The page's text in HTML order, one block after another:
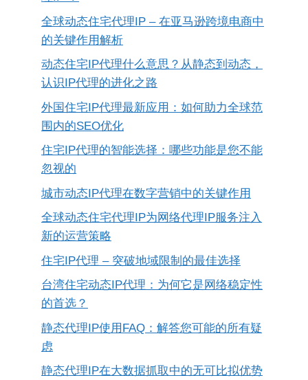
全球动态住宅代理IP – 在亚马逊跨境电商中
的关键作用解析
动态住宅IP代理什么意思？从静态到动态，
认识IP代理的进化之路
外国住宅IP代理最新应用：如何助力全球范
围内的SEO优化
住宅IP代理的智能选择：哪些功能是您不能
忽视的
城市动态IP代理在数字营销中的关键作用
全球动态住宅代理IP为网络代理IP服务注入
新的运营策略
住宅IP代理 – 突破地域限制的最佳选择
台湾住宅动态IP代理：为何它是网络稳定性
的首选？
静态代理IP使用FAQ：解答您可能的所有疑
虑
静态代理IP在大数据抓取中的无可比拟优势